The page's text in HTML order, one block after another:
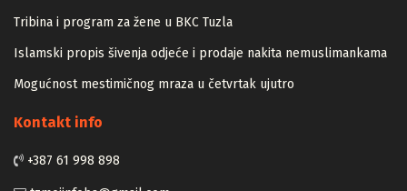
Tribina i program za žene u BKC Tuzla
Islamski propis šivenja odjeće i prodaje nakita nemuslimankama
Mogućnost mestimičnog mraza u četvrtak ujutro
Kontakt info
+387 61 998 898